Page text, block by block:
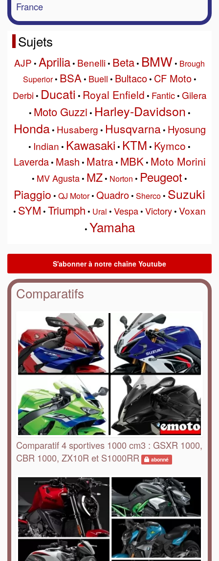
France
Sujets
AJP • Aprilia• Benelli• Beta• BMW • Brough
Superior• BSA• Buell • Bultaco• CF Moto•
Derbi • Ducati • Royal Enfield • Fantic• Gilera
• Moto Guzzi • Harley-Davidson •
Honda• Husaberg • Husqvarna• Hyosung
• Indian • Kawasaki • KTM • Kymco •
Laverda• Mash • Matra• MBK• Moto Morini
• MV Agusta• MZ• Norton • Peugeot •
Piaggio • QJ Motor• Quadro• Sherco• Suzuki
• SYM • Triumph • Ural • Vespa• Victory• Voxan
• Yamaha
Comparatifs
Comparatif 4 sportives 1000 cm3 : GSXR 1000,
CBR 1000, ZX10R et S1000RR
abonné